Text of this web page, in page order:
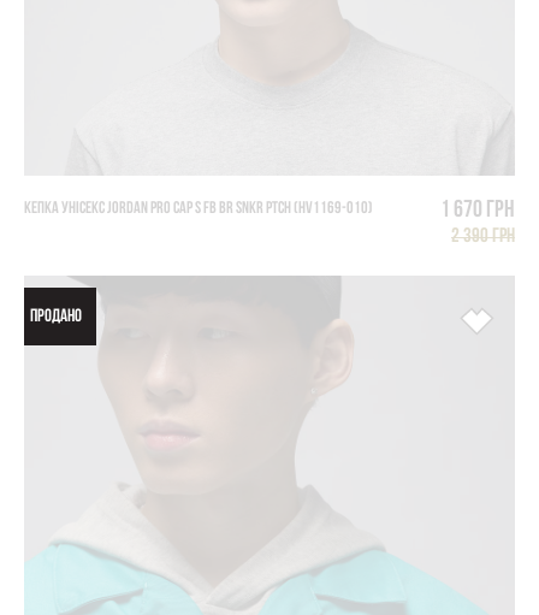
КЕПКА УНІСЕКС JORDAN PRO CAP S FB BR SNKR PTCH (HV1169-010) 1 670 грн
2 390 грн
ПРОДАНО